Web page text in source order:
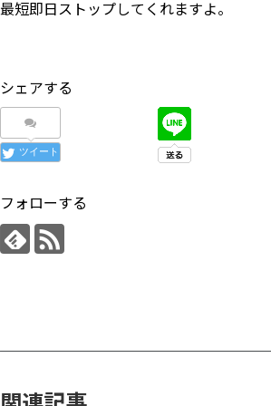
最短即日ストップしてくれますよ。
シェアする
ツイート
フォローする